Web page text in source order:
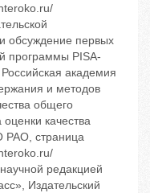
обсуждение первых
программы PISA-
академия
и методов
общего
качества
РАО, страница
редакцией
Издательский